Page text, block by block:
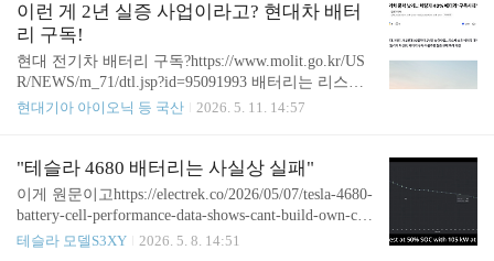
itocrat.tistory.com/m/2048 25년식 모델Y 주니퍼 RWD
도 BMS-a079 터졌다이하 설명을 생략한다. 테슬라 L
FP배터리도 망했다고 이미 경고는 한 바 있고,https://
meritocrat.tistory.com/1669 테슬라, LFmeritocrat.tistor
y.com 이번엔 한달 된 모델 YL 최신 차량에도BMS-a0
79 배터리게이트가 터짐 ㅋㅋ 테슬라코..
이런 게 2년 실증 사업이라고? 현대차 배터
리 구독!
현대 전기차 배터리 구독?https://www.molit.go.kr/US
R/NEWS/m_71/dtl.jsp?id=95091993 배터리는 리스사
소유로 하고차를 산다고? 리스사 이익 보는 거 외에
대로 하려면현대 니들이 배터리 소유권을 가지고저
가로 장기 또는 영구 임대를 해 주면 몰라도... 나까마
낀 비즈니스가 제대로 성립할 리 없지.이걸 실증사업
이랍시고 허가해 준 현 정권이 더 문제. Meritocrat @
it's electric
현대기아 아이오닉 등 국산 2026. 5. 11. 14:57
"테슬라 4680 배터리는 사실상 실패"
이게 원문이고https://electrek.co/2026/05/07/tesla-4680-
battery-cell-performance-data-shows-cant-build-own-cell
s/ Tesla's 4680 battery cells are underperforming and fru
테슬라 모델S3XY 2026. 5. 8. 14:51